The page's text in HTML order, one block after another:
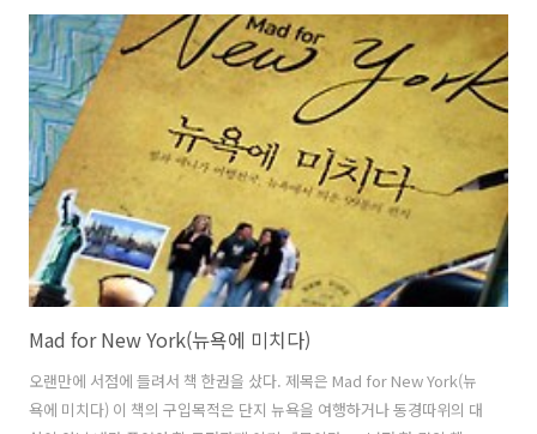
스건이 패달을 밟고 회전을 할때 특정 위치에서 당김을 느꼈다. 통증은
없었는데 어디 걸렸다 갑자기 펴지는 느낌은 계속 됐다. 잠시 가던 길을
멈추고 바닥에 앉아서 아킬레스건을 엄지와 검지로 잡은 다음 오므렸다
폈다를 여러번 반복해 봤다. 자전거를 탈때처럼 그런 느낌은 나지 않았
다. 다시 몇번 동작을 반복하다 뒷꿈치를 완전히 펴봤다. ..
Mad for New York(뉴욕에 미치다)
오랜만에 서점에 들려서 책 한권을 샀다. 제목은 Mad for New York(뉴
욕에 미치다) 이 책의 구입목적은 단지 뉴욕을 여행하거나 동경따위의 대